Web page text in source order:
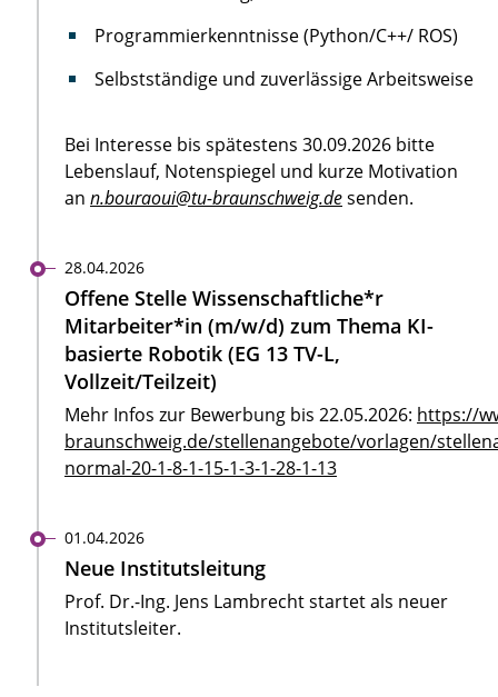
Programmierkenntnisse (Python/C++/ ROS)
Selbstständige und zuverlässige Arbeitsweise
Bei Interesse bis spätestens 30.09.2026 bitte
Lebenslauf, Notenspiegel und kurze Motivation
an n.bouraoui@tu-braunschweig.desenden.
28.04.2026
Offene Stelle Wissenschaftliche*r
Mitarbeiter*in (m/w/d) zum Thema KI-
basierte Robotik (EG 13 TV-L,
Vollzeit/Teilzeit)
Mehr Infos zur Bewerbung bis 22.05.2026: https://
braunschweig.de/stellenangebote/vorlagen/
normal-20-1-8-1-15-1-3-1-28-1-13
01.04.2026
Neue Institutsleitung
Prof. Dr.-Ing. Jens Lambrecht startet als neuer
Institutsleiter.